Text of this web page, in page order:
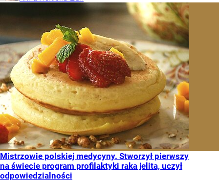
Mistrzowie polskiej medycyny. Stworzył pierwszy
na świecie program profilaktyki raka jelita, uczył
odpowiedzialności